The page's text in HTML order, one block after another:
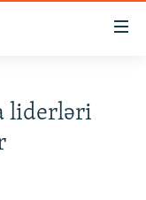
liderləri